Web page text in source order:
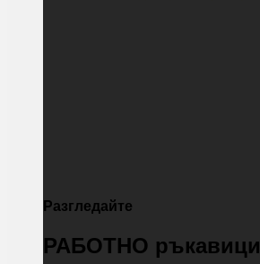
Разгледайте
РАБОТНО ръкавици